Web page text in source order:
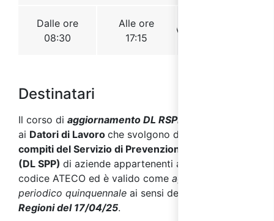
Destinatari
Il corso di aggiornamento DL RSPP
ai Datori di Lavoro che svolgono direttamente
compiti del Servizio di Prevenzione e Protezione
(DL SPP) di aziende appartenenti a qualsiasi
codice ATECO ed è valido come aggiornamento
periodico quinquennale ai sensi dell’
Regioni del 17/04/25.